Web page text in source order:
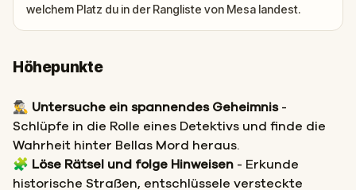
welchem Platz du in der Rangliste von Mesa landest.
Höhepunkte
🕵️‍♂️ Untersuche ein spannendes Geheimnis-
Schlüpfe in die Rolle eines Detektivs und finde die
Wahrheit hinter Bellas Mord heraus.
🧩 Löse Rätsel und folge Hinweisen - Erkunde
historische Straßen, entschlüssele versteckte